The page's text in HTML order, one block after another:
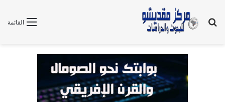
القائمة
بحث